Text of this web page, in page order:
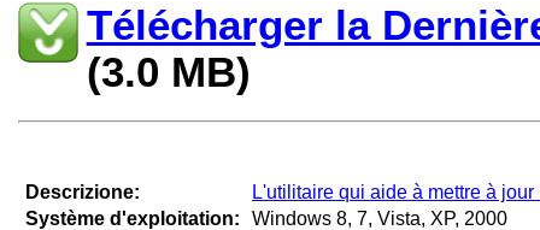
Télécharger la
(3.0 MB)
Descrizione:
Système d'exploitation:
L'utilitaire qui aide à mettre à
Windows 8, 7, Vista, XP, 2000